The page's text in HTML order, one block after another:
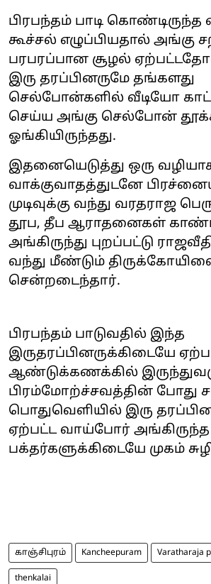
பிரபந்தம் பாடி கொண்டிருந்த
கூச்சல் எழுப்பியதால் அங்கு
பரபரப்பான சூழல்
இரு தரப்பினருமே தங்களது
செல்போன்களில் வீடியோ
செய்ய அங்கு செல்போன்
ஓங்கியிருந்தது.
இதனையெடுத்து ஒரு
வாக்குவாதத்துடனே
முடிவுக்கு வந்து வரதராஜ
தூப, தீப ஆராதனைகள்
அங்கிருந்து புறப்பட்டு
வந்து மீண்டும்
சென்றடைந்தார்.
பிரபந்தம் பாடுவதில் இந்த
இருதரப்பினருக்கிடையே
ஆண்டுக்கணக்கில்
பிரம்மோற்ச்சவத்தின் போது
பொதுவெளியில் இரு
ஏற்பட்ட வாய்போர் அங்கிருந்த
பக்தர்களுக்கிடையே முகம்
காஞ்சிபுரம் Kancheepuram Varatharaja
thenkalai